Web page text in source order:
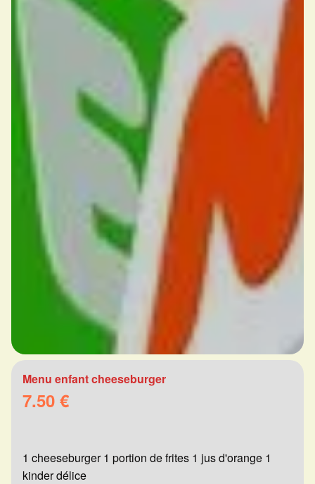
Menu enfant cheeseburger
7.50 €
1 cheeseburger 1 portion de frites 1 jus d'orange 1
kinder délice